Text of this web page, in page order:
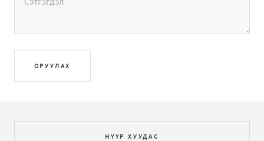
ОРУУЛАХ
НҮҮР ХУУДАС